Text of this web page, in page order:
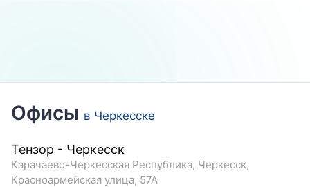
Офисы в Черкесске
Тензор - Черкесск
Карачаево-Черкесская Республика, Черкесск,
Красноармейская улица, 57А